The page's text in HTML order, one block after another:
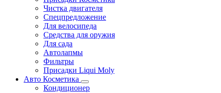
Чистка двигателя
Спецпредложение
Для велосипеда
Средства для оружия
Для сада
Автолапмы
Фильтры
Присадки Liqui Moly
Авто Косметика
Кондиционер